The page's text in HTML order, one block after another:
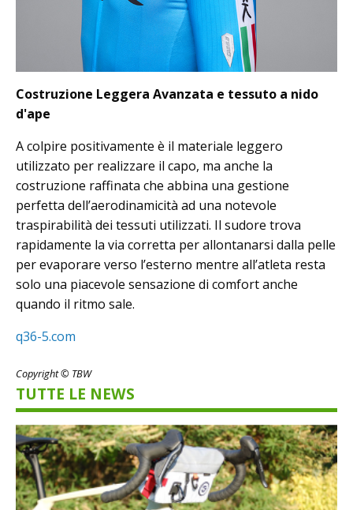
Costruzione Leggera Avanzata e tessuto a nido
d'ape
A colpire positivamente è il materiale leggero
utilizzato per realizzare il capo, ma anche la
costruzione raffinata che abbina una gestione
perfetta dell’aerodinamicità ad una notevole
traspirabilità dei tessuti utilizzati. Il sudore trova
rapidamente la via corretta per allontanarsi dalla pelle
per evaporare verso l’esterno mentre all’atleta resta
solo una piacevole sensazione di comfort anche
quando il ritmo sale.
q36-5.com
Copyright © TBW
TUTTE LE NEWS